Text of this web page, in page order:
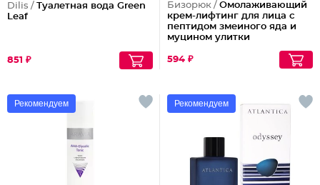
Dilis / Туалетная вода Green
Leaf
851 ₽
Бизорюк / Омолаживающий
крем-лифтинг для лица с
пептидом змеиного яда и
муцином улитки
594 ₽
Рекомендуем Рекомендуем